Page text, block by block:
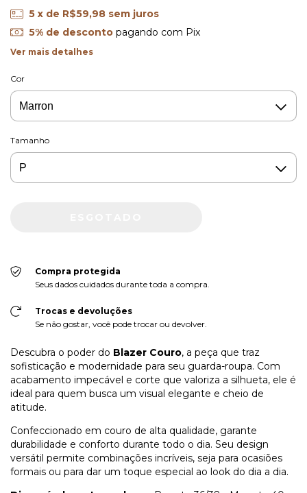
5 x de R$59,98 sem juros
5% de descontopagando com Pix
Ver mais detalhes
Cor
Tamanho
Compra protegida
Seus dados cuidados durante toda a compra.
Trocas e devoluções
Se não gostar, você pode trocar ou devolver.
Descubra o poder do Blazer Couro, a peça que traz
sofisticação e modernidade para seu guarda-roupa. Com
acabamento impecável e corte que valoriza a silhueta, ele é
ideal para quem busca um visual elegante e cheio de
atitude.
Confeccionado em couro de alta qualidade, garante
durabilidade e conforto durante todo o dia. Seu design
versátil permite combinações incríveis, seja para ocasiões
formais ou para dar um toque especial ao look do dia a dia.